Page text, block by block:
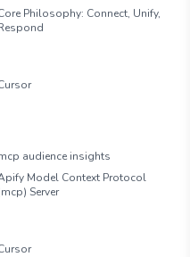
Philosophy: Connect, Unify,
audience insights
Model Context Protocol
Server